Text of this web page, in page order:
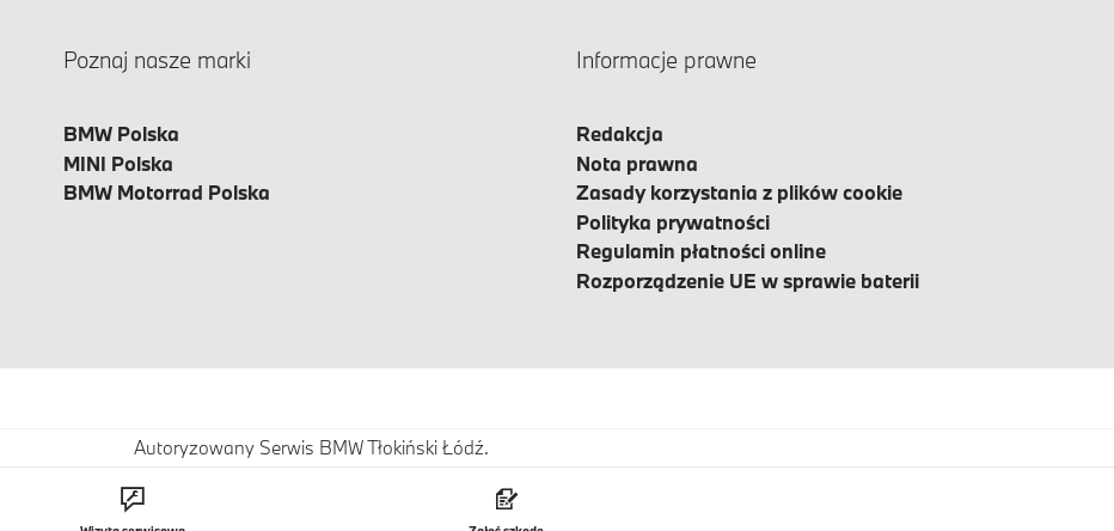
Autoryzowany Serwis BMW Tłokiński Łódź.
Poznaj nasze marki
BMW Polska
MINI Polska
BMW Motorrad Polska
Informacje prawne
Redakcja
Nota prawna
Zasady korzystania z plików cookie
Polityka prywatności
Regulamin płatności online
Rozporządzenie UE w sprawie baterii